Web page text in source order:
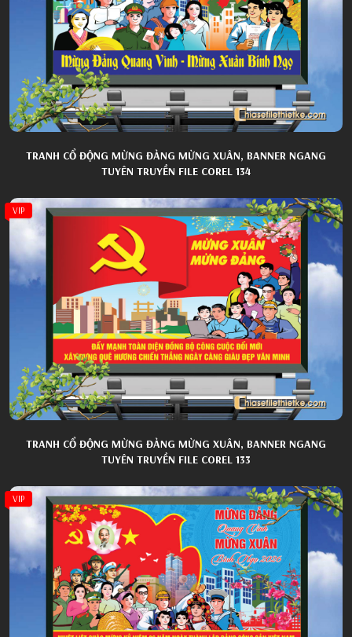
TRANH CỔ ĐỘNG MỪNG ĐẢNG MỪNG XUÂN, BANNER NGANG
TUYÊN TRUYỀN FILE COREL 134
VIP
TRANH CỔ ĐỘNG MỪNG ĐẢNG MỪNG XUÂN, BANNER NGANG
TUYÊN TRUYỀN FILE COREL 133
VIP